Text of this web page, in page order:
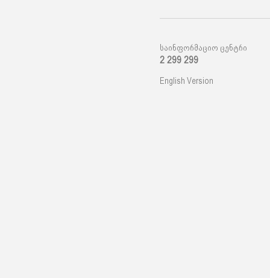
საინფორმაციო ცენტრი
2 299 299
English Version